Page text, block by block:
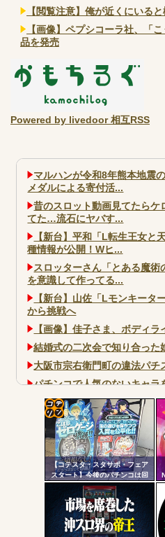
【閲覧注意】俺が近くにいる
【画像】ペプシコーラ社、「
品を発売
Powered by livedoor 相互RSS
マルハンが令和8年熊本地震
メダルによる寄付活...
昔のスロット動画見てたらケ
てた…流石にヤバす...
【新台】平和「L転生王女と
種情報が公開！Wヒ...
スロッターさん「とある魔
を意識して作ってる...
【新台】山佐「Lモンキータ
から挑戦へ
【画像】佳子さま、ボディ
結婚式の二次会で知り合った
大阪市宗右衛門町の違法パチ
パチンコで人気のないキャ
ワイ、パチンコ屋店員の目の
「今までありがとう」と...
無職のパチンコカス(22)なん
ヤバいか教えて？...
AngelBeats!とかいうクソア
【コテスタ・スタサポ・フェア
スタート】今後のパチンコは回
数固定系必須でいいよな。そし
て釘は完全に廃止するべき
コテ
リン
- 固
定リ
ンク
自動